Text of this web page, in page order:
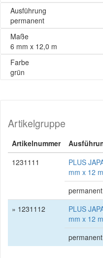
Ausführung
permanent
Maße
6 mm x 12,0 m
Farbe
grün
Artikelgruppe
Artikelnummer
1231111
PLUS
mm x 12
permanent
» 1231112
PLUS
mm x 12
permanent